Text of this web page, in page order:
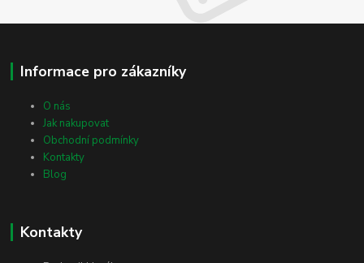
Informace pro zákazníky
O nás
Jak nakupovat
Obchodní podmínky
Kontakty
Blog
Kontakty